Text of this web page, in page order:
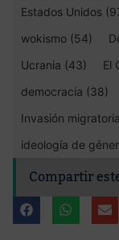
Estados Unidos
wokismo (54)
Ucrania (43)
El
democracia (38)
Invasión
ideología de
Compartir